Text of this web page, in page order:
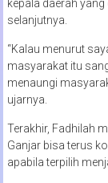
kepala daerah
selanjutnya.
“Kalau menurut
masyarakat itu
menaungi
ujarnya.
Terakhir, Fadhilah
Ganjar bisa terus
apabila terpilih